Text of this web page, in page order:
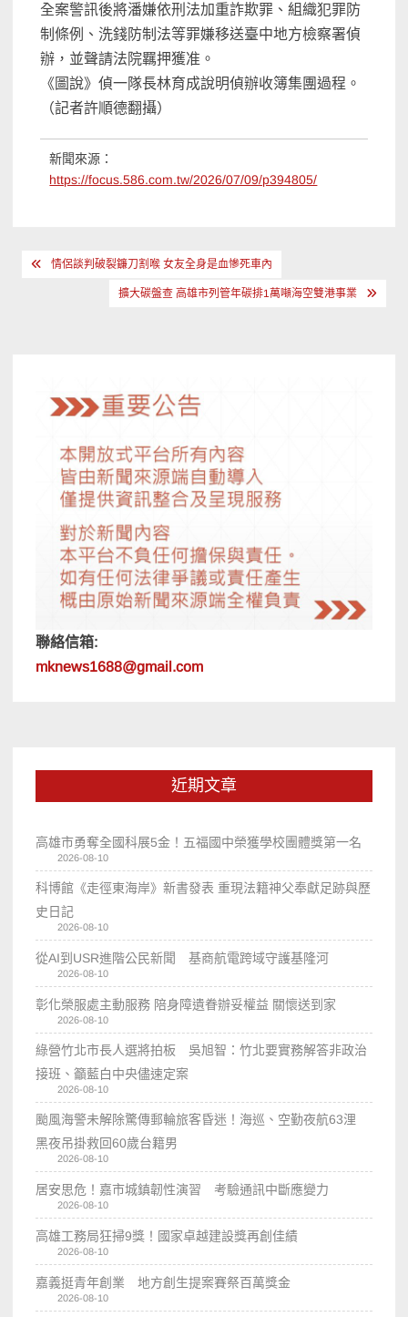
全案警訊後將潘嫌依刑法加重詐欺罪、組織犯罪防
制條例、洗錢防制法等罪嫌移送臺中地方檢察署偵
辦，並聲請法院羈押獲准。
《圖說》偵一隊長林育成說明偵辦收簿集團過程。
（記者許順德翻攝）
新聞來源：
https://focus.586.com.tw/2026/07/09/p394805/
文 情侶談判破裂鐮刀割喉 女友全身是血慘死車內
擴大碳盤查 高雄市列管年碳排1萬噸海空雙港事業
聯絡信箱:
mknews1688@gmail.com
近期文章
高雄市勇奪全國科展5金！五福國中榮獲學校團體獎第一名
2026-08-10
科博館《走徑東海岸》新書發表 重現法籍神父奉獻足跡與歷
史日記
2026-08-10
從AI到USR進階公民新聞 基商航電跨域守護基隆河
2026-08-10
彰化榮服處主動服務 陪身障遺眷辦妥權益 關懷送到家
2026-08-10
綠營竹北市長人選將拍板 吳旭智：竹北要實務解答非政治
接班、籲藍白中央儘速定案
2026-08-10
颱風海警未解除驚傳郵輪旅客昏迷！海巡、空勤夜航63浬
黑夜吊掛救回60歲台籍男
2026-08-10
居安思危！嘉市城鎮韌性演習 考驗通訊中斷應變力
2026-08-10
高雄工務局狂掃9獎！國家卓越建設獎再創佳績
2026-08-10
嘉義挺青年創業 地方創生提案賽祭百萬獎金
2026-08-10